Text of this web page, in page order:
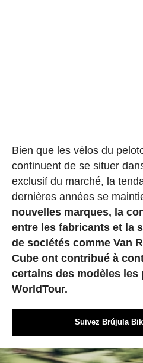
Bien que les vélos du
continuent de se situer
exclusif du marché, la
dernières années se
nouvelles marques, la
entre les fabricants et la
de sociétés comme Van
Cube ont contribué à
certains des modèles les
WorldTour.
Suivez Brújula